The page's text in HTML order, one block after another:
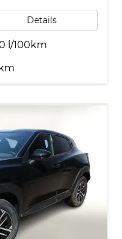
Details
l/100km